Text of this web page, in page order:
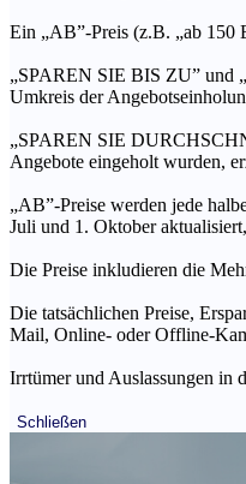
Ein „AB”-Preis (z.B. „ab 150
„SPAREN SIE BIS ZU” und
Umkreis der
„SPAREN SIE
Angebote eingeholt wurden,
„AB”-Preise werden jede
Juli und 1. Oktober
Die Preise inkludieren die
Die tatsächlichen Preise,
Mail, Online- oder Offline-
Irrtümer und Auslassungen in
Schließen